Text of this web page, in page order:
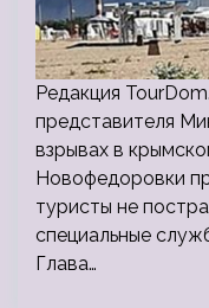
Редакция
представителя
взрывах в
Новофедоровки
туристы не
специальные
Глава…